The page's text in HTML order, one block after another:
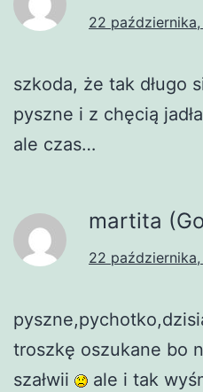
22
szkoda, że tak długo
pyszne i z chęcią
ale czas…
martita
22
troszkę oszukane bo
szałwii
ale i tak